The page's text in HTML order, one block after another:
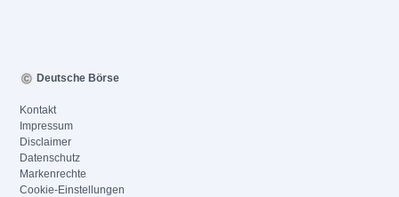
Deutsche Börse
Kontakt
Impressum
Disclaimer
Datenschutz
Markenrechte
Cookie-Einstellungen